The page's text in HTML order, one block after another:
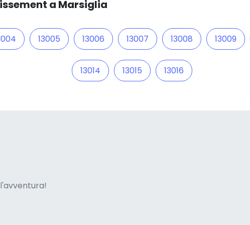
a Marsiglia
13005 13006 13007 13008 13009
13014 13015 13016
italiana